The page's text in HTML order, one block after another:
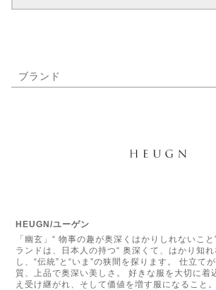
ブランド
HEUGN/ユーゲン
「幽玄」“ 物事の趣が奥深くはかりしれないこ
ランドは、日本人の持つ“ 奥深くて、はかり知
し、“伝統”と“いま”の狭間を探ります。 仕立て
質、上品で奥深い美しさ。 好きな服を大切に着
え受け継がれ、そして価値を増す服になること